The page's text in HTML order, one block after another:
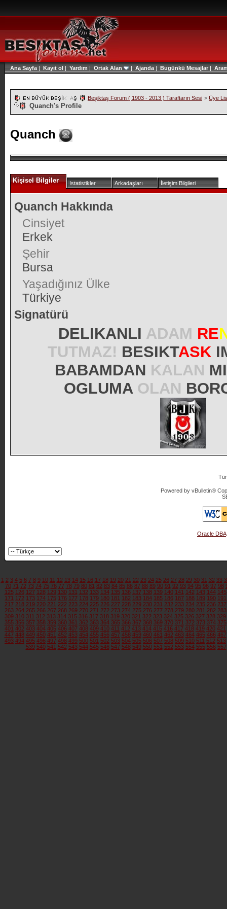
Ana Sayfa | Kayıt ol | Yardım | Ortak Alan | Ajanda | Bugünkü Mesajlar|
Beşiktaş Forum ( 1903 - 2013 ) Taraftarın Sesi > Üye
Quanch's Profile
Quanch
Kişisel Bilgiler Istatistikler Arkadaşları İletişim Bilgileri
Quanch Hakkında
Cinsiyet
Erkek
Şehir
Bursa
Yaşadığınız Ülke
Türkiye
Signatürü
DELIKANLI ADAM RE
TUTMAZ! BESIKTASK
BABAMDAN KALAN
OGLUMA OLAN
Powered by vBulletin®
Oracle DBA
1 2 3 4 5 6 7 8 9 10 11 12 13 14 15 16 17 18 19 20 21 22 23 24 25 26 27 28 29 30 31 32 33
70 71 72 73 74 75 76 77 78 79 80 81 82 83 84 85 86 87 88 89 90 91 92 93 94 95 96 97 98
125 126 127 128 129 130 131 132 133 134 135 136 137 138 139 140 141 142 143 144 145
171 172 173 174 175 176 177 178 179 180 181 182 183 184 185 186 187 188 189 190 191
217 218 219 220 221 222 223 224 225 226 227 228 229 230 231 232 233 234 235 236 237
263 264 265 266 267 268 269 270 271 272 273 274 275 276 277 278 279 280 281 282 283
309 310 311 312 313 314 315 316 317 318 319 320 321 322 323 324 325 326 327 328 329
355 356 357 358 359 360 361 362 363 364 365 366 367 368 369 370 371 372 373 374 375
401 402 403 404 405 406 407 408 409 410 411 412 413 414 415 416 417 418 419 420 421
447 448 449 450 451 452 453 454 455 456 457 458 459 460 461 462 463 464 465 466 467
493 494 495 496 497 498 499 500 501 502 503 504 505 506 507 508 509 510 511 512 513
539 540 541 542 543 544 545 546 547 548 549 550 551 552 553 554 555 556 557